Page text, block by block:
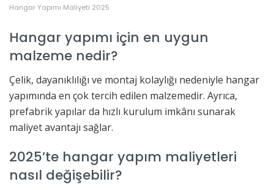
Hangar Yapımı Maliyeti 2025
Hangar yapımı için en uygun
malzeme nedir?
Çelik, dayanıklılığı ve montaj kolaylığı nedeniyle hangar
yapımında en çok tercih edilen malzemedir. Ayrıca,
prefabrik yapılar da hızlı kurulum imkânı sunarak
maliyet avantajı sağlar.
2025’te hangar yapım maliyetleri
nasıl değişebilir?